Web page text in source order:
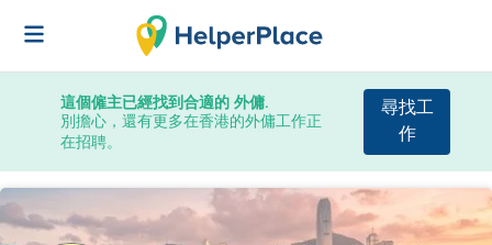
這個僱主已經找到合適的 外傭.
別擔心，還有更多在香港的外傭工作正
在招聘。
尋找工
作